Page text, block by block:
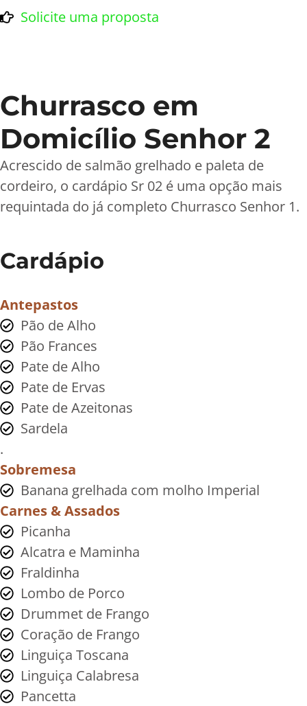
Solicite uma proposta
Churrasco em
Domicílio Senhor 2
Acrescido de salmão grelhado e paleta de
cordeiro, o cardápio Sr 02 é uma opção mais
requintada do já completo Churrasco Senhor 1.
Cardápio
Antepastos
Pão de Alho
Pão Frances
Pate de Alho
Pate de Ervas
Pate de Azeitonas
Sardela
.
Sobremesa
Banana grelhada com molho Imperial
Carnes & Assados
Picanha
Alcatra e Maminha
Fraldinha
Lombo de Porco
Drummet de Frango
Coração de Frango
Linguiça Toscana
Linguiça Calabresa
Pancetta